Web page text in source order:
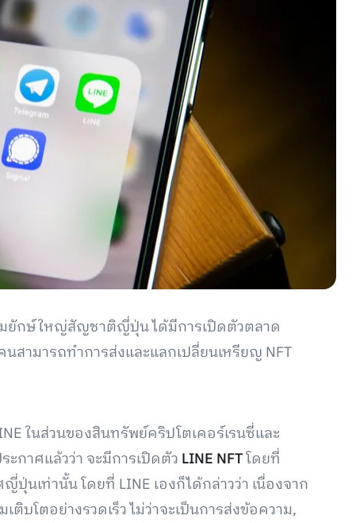
มยักษ์ใหญ่สัญชาติญี่ปุ่น ได้มีการเปิดตัวตลาด
นสามารถทำการส่งและแลกเปลี่ยนเหรียญ NFT
ในส่วนของสินทรัพย์คริปโตเคอร์เรนซี่และ
กาศแล้วว่า จะมีการเปิดตัว LINE NFTโดยที่
นเท่านั้น โดยที่ LINE เองก็ได้กล่าวว่า เนื่องจาก
บโตอย่างรวดเร็ว ไม่ว่าจะเป็นการส่งข้อความ,